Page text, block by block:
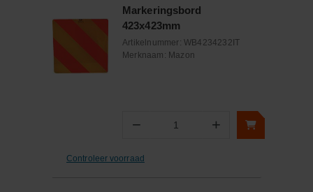
Markeringsbord
423x423mm
Artikelnummer: WB4234232IT
Merknaam: Mazon
− Aantal +
Controleer voorraad